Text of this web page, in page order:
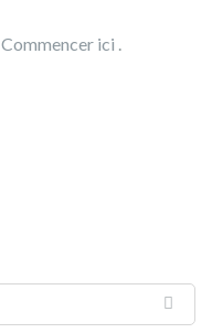
Commencer ici .